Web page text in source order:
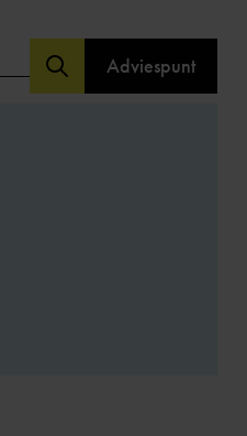
Adviespunt